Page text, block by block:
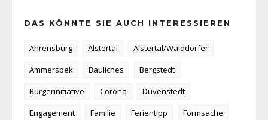
DAS KÖNNTE SIE AUCH INTERESSIEREN
Ahrensburg Alstertal
Alstertal/Walddörfer
Ammersbek
Bauliches
Bergstedt
Bürgerinitiative
Corona
Duvenstedt
Engagement
Familie Ferientipp
Formsache